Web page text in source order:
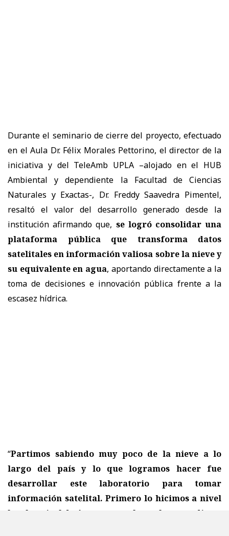
Durante el seminario de cierre del proyecto, efectuado
en el Aula Dr. Félix Morales Pettorino, el director de la
iniciativa y del TeleAmb UPLA –alojado en el HUB
Ambiental y dependiente la Facultad de Ciencias
Naturales y Exactas-, Dr. Freddy Saavedra Pimentel,
resaltó el valor del desarrollo generado desde la
institución afirmando que, se logró consolidar una
plataforma pública que transforma datos
satelitales en información valiosa sobre la nieve y
su equivalente en agua, aportando directamente a la
toma de decisiones e innovación pública frente a la
escasez hídrica.
“Partimos sabiendo muy poco de la nieve a lo
largo del país y lo que logramos hacer fue
desarrollar este laboratorio para tomar
información satelital. Primero lo hicimos a nivel
local, a nivel de Aconcagua y luego lo expandimos